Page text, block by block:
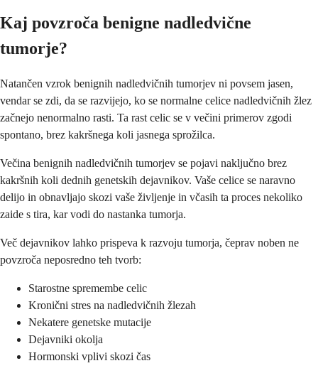
Kaj povzroča benigne nadledvične
tumorje?
Natančen vzrok benignih nadledvičnih tumorjev ni povsem jasen,
vendar se zdi, da se razvijejo, ko se normalne celice nadledvičnih žlez
začnejo nenormalno rasti. Ta rast celic se v večini primerov zgodi
spontano, brez kakršnega koli jasnega sprožilca.
Večina benignih nadledvičnih tumorjev se pojavi naključno brez
kakršnih koli dednih genetskih dejavnikov. Vaše celice se naravno
delijo in obnavljajo skozi vaše življenje in včasih ta proces nekoliko
zaide s tira, kar vodi do nastanka tumorja.
Več dejavnikov lahko prispeva k razvoju tumorja, čeprav noben ne
povzroča neposredno teh tvorb:
Starostne spremembe celic
Kronični stres na nadledvičnih žlezah
Nekatere genetske mutacije
Dejavniki okolja
Hormonski vplivi skozi čas